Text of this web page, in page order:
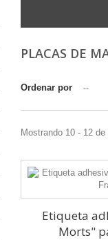
PLACAS DE
Ordenar por --
Mostrando 10 - 12
Etiqueta
Morts"